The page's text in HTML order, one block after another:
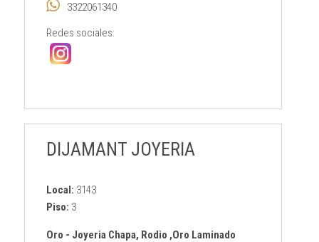
3322061340
Redes sociales:
DIJAMANT JOYERIA
Local: 3143
Piso: 3
Oro - Joyeria Chapa, Rodio ,Oro Laminado